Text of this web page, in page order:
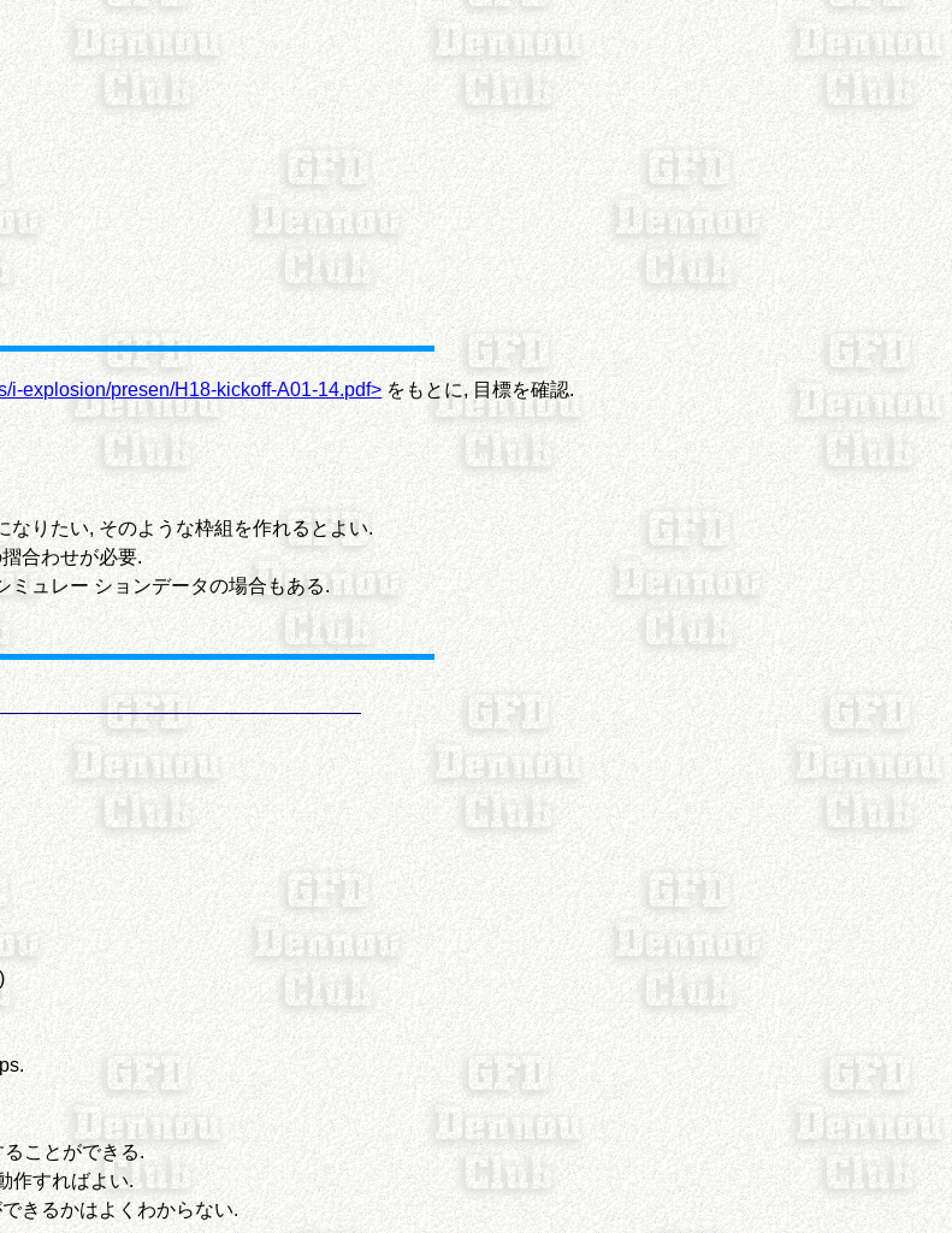
i-explosion/presen/H18-kickoff-A01-14.pdf>をもとに, 目標を確認.
りたい, そのような枠組を作れるとよい.
合わせが必要.
ミュレー ションデータの場合もある.
ことができる.
作すればよい.
きるかはよくわからない.